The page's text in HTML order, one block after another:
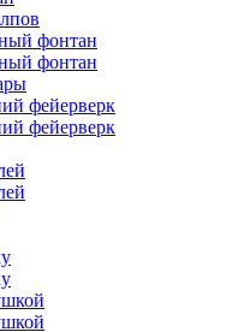
фонтан
фонтан
фейерверк
фейерверк